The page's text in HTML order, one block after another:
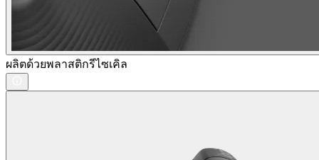
ผลิตด้วยพลาสติกรีไซเคิล